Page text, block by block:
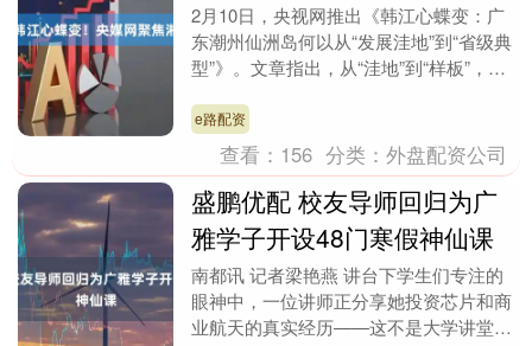
2月10日，央视网推出《韩江心蝶变：广
东潮州仙洲岛何以从“发展洼地”到“省级典
型”》。文章指出，从“洼地”到“样板”，仙
主线....
e路配资
查看： 156 分类：外盘配资公司
盛鹏优配 校友导师回归为广
雅学子开设48门寒假神仙课
南都讯 记者梁艳燕 讲台下学生们专注的
眼神中，一位讲师正分享她投资芯片和商
业航天的真实经历——这不是大学讲堂，